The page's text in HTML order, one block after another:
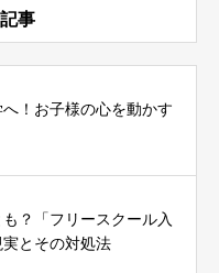
事
！お子様の心を動かす
？「フリースクール入
とその対処法